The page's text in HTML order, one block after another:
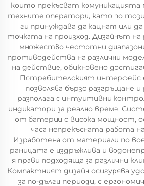
които прекъсват
техните оператори, като по
ги принуждава да кацнат или
точката на произход. Дизайнът на
множество честотни
противодейства на различни
на действие, обикновено
Потребителският интерфейс
позволява бързо разгръщане
разполага с интуитивни
индикатори за реално време.
от батерии с висока мощност,
часа непрекъсната работа
Изработена от материали по
раницата е издръжлива и
я прави подходяща за различни
Компактният дизайн осигурява
за по-дълги периоди, с